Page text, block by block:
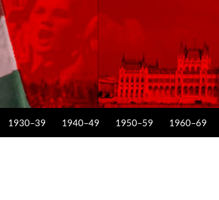
1930–39 1940–49 1950–59 1960–69